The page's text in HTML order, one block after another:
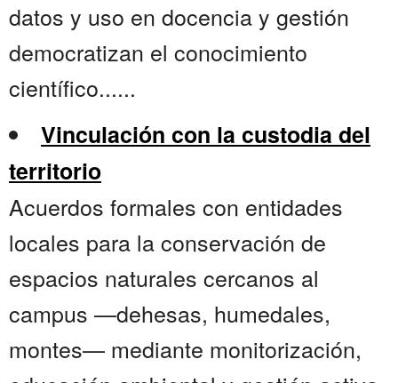
datos y uso en docencia y gestión
democratizan el conocimiento
científico......
Vinculación con la custodia del
territorio
Acuerdos formales con entidades
locales para la conservación de
espacios naturales cercanos al
campus —dehesas, humedales,
montes— mediante monitorización,